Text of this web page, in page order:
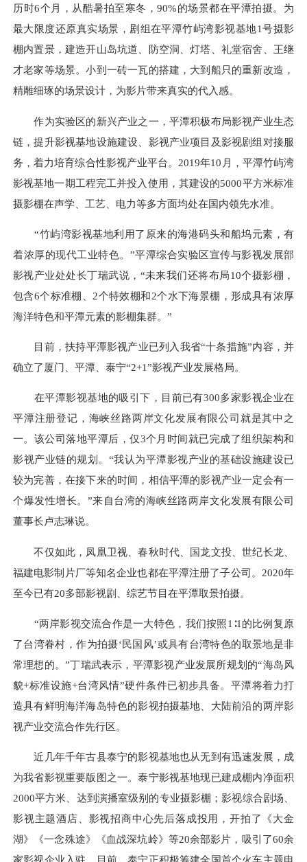
历时6个月，从酷暑拍至寒冬，90%的场景都在平潭拍摄。为
最大限度还原真实场景，剧组在平潭竹屿湾影视基地1号摄影
棚内置景，建造开山岛坑道、防空洞、灯塔、礼堂宿舍、王继
才老家等场景。小到一砖一瓦的搭建，大到船只的重新改造，
精雕细琢的场景设计，为影片带来真实的代入感。
作为实验区的新兴产业之一，平潭积极布局影视产业生态
链，提升影视基地设施建设、影视产业项目及影视剧组对接服
务，着力培育综合性影视产业平台。2019年10月，平潭竹屿湾
影视基地一期工程完工并投入使用，其建设的5000平方米标准
摄影棚在声学、工艺、电力等多方面均处在国内领先水准。
“竹屿湾影视基地利用了原来的海港码头和船坞元素，有
着浓厚的现代工业特色。”平潭综合实验区宣传与影视发展部
影视产业处处长丁瑞武说，“未来我们还将布局10个摄影棚，
包含6个标准棚、2个特效棚和2个水下海景棚，形成具有浓厚
海洋特色和平潭元素的影棚集群。”
目前，扶持平潭影视产业已列入我省“十条措施”内容，并
确立了厦门、平潭、泰宁“2+1”影视产业发展格局。
在平潭影视基地的吸引下，目前已有300多家影视企业在
平潭注册登记，海峡丝路两岸文化发展有限公司就是其中之
一。该公司落地平潭后，仅3个月时间就已完成了组织架构和
影视产业链的规划。“我认为平潭影视产业的基础设施建设已
较为完善，在接下来的时间，相信平潭的影视产业一定会有一
个爆发性增长。”来自台湾的海峡丝路两岸文化发展有限公司
董事长卢志琳说。
不仅如此，凤凰卫视、春秋时代、国龙文投、世纪长龙、
福建电影制片厂等知名企业也都在平潭注册了子公司。2020年
至今已有20多部影视剧、综艺节目在平潭取景拍摄。
“两岸影视交流合作是一大特色，我们按照1∶1的比例复原
了台湾眷村，作为拍摄‘民国风’或具有台湾特色的取景地是非
常理想的。”丁瑞武表示，平潭影视产业发展所规划的“海岛风
貌+标准设施+台湾风情”硬件条件已初步具备。平潭将着力打
造具有鲜明海洋海岛特色的影视拍摄基地、大陆前沿的两岸影
视产业交流合作先行区。
近几年千年古县泰宁的影视基地也从无到有迅速发展，成
为我省影视重要版图之一。泰宁影视基地现已建成棚内净面积
2000平方米、达到演播室级别的专业摄影棚；影视综合剧场、
影视主题酒店、影视招商中心先后落成投用，开拍了《大金
湖》《一念殊途》《血战深坑岭》等20余部影片，吸引了60余